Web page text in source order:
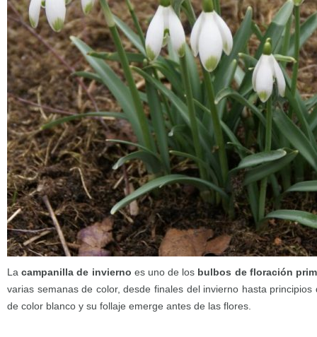
Lacampanilla de invierno es uno de los bulbos de floración
varias semanas de color, desde finales del invierno hasta
de color blanco y su follaje emerge antes de las flores.